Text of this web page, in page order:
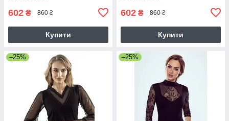
602 ₴ 860 ₴
Купити
602 ₴ 860 ₴
Купити
–25% –25%